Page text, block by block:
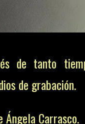
de tanto
de grabación.
Ángela Carrasco.